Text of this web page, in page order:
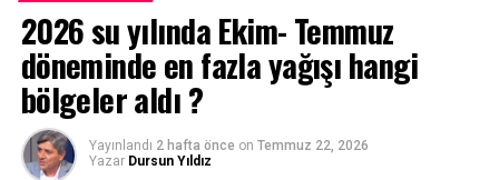
2026 su yılında Ekim- Temmuz
döneminde en fazla yağışı hangi
bölgeler aldı ?
Yayınlandı 2 hafta önce on Temmuz 22, 2026
Yazar Dursun Yıldız